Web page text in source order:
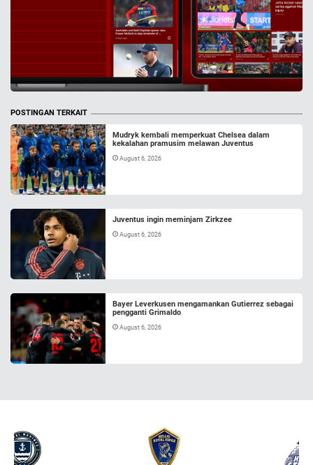
POSTINGAN TERKAIT
Mudryk kembali memperkuat Chelsea dalam
kekalahan pramusim melawan Juventus
August 6, 2026
Juventus ingin meminjam Zirkzee
August 6, 2026
Bayer Leverkusen mengamankan Gutierrez sebagai
pengganti Grimaldo
August 6, 2026